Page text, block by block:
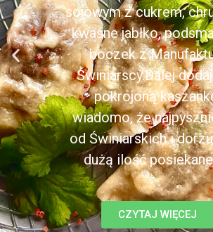
sojowym z cukrem,
kwaśne jabłko,
boczek z
Świniarscy.Dalej
pokrojoną
wiadomo, że
od Świniarskich i
dużą ilość
CZYTAJ WIĘCEJ